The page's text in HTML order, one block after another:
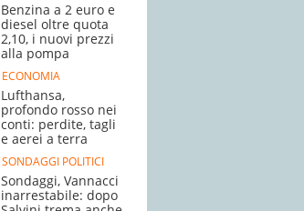
Benzina a 2 euro e
diesel oltre quota
2,10, i nuovi prezzi
alla pompa
ECONOMIA
Lufthansa,
profondo rosso nei
conti: perdite, tagli
e aerei a terra
SONDAGGI POLITICI
Sondaggi, Vannacci
inarrestabile: dopo